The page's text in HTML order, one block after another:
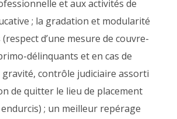
et aux activités de
; la gradation et modularité
d’une mesure de couvre-
délinquants et en cas de
contrôle judiciaire assorti
de quitter le lieu de placement
; un meilleur repérage